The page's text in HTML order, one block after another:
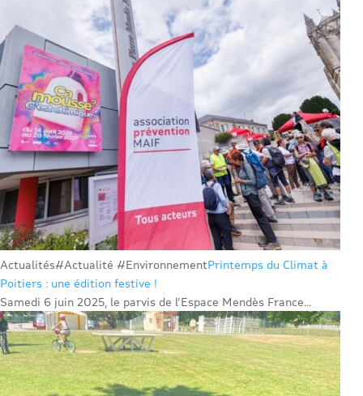
Actualités#Actualité #EnvironnementPrintemps du Climat à
Poitiers : une édition festive !
Samedi 6 juin 2025, le parvis de l’Espace Mendès France...